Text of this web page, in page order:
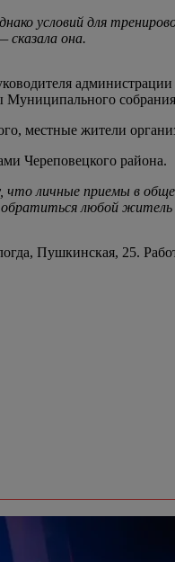
условий для
сказала она.
Муниципального
местные жители
Череповецкого района.
личные приемы в
любой житель
Пушкинская, 25.